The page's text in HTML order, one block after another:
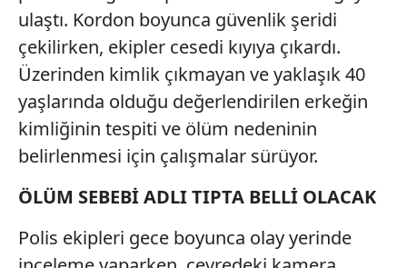
ulaştı. Kordon boyunca güvenlik şeridi
çekilirken, ekipler cesedi kıyıya çıkardı.
Üzerinden kimlik çıkmayan ve yaklaşık 40
yaşlarında olduğu değerlendirilen erkeğin
kimliğinin tespiti ve ölüm nedeninin
belirlenmesi için çalışmalar sürüyor.
ÖLÜM SEBEBİ ADLI TIPTA BELLİ OLACAK
Polis ekipleri gece boyunca olay yerinde